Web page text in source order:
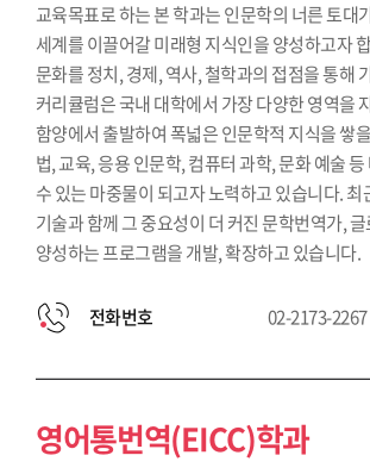
교육목표로 하는 본 학과는 인문학의 너른 토대
세계를 이끌어갈 미래형 지식인을 양성하고자
문화를 정치, 경제, 역사, 철학과의 접점을 통해
커리큘럼은 국내 대학에서 가장 다양한 영역을
함양에서 출발하여 폭넓은 인문학적 지식을 쌓
법, 교육, 응용 인문학, 컴퓨터 과학, 문화 예술
수 있는 마중물이 되고자 노력하고 있습니다. 최
기술과 함께 그 중요성이 더 커진 문학번역가,
양성하는 프로그램을 개발, 확장하고 있습니다.
전화번호 02-2173-2267
영어통번역(EICC)학과